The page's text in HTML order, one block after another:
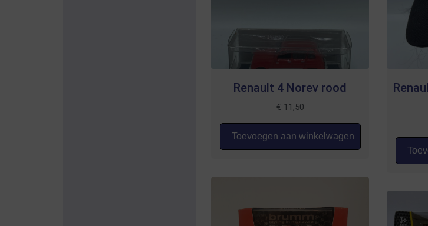
Renault 4 Norev rood
€ 11,50
Toevoegen aan winkelwagen